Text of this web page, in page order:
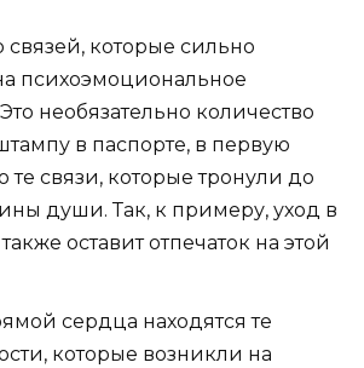
связей, которые сильно
психоэмоциональное
необязательно количество
в паспорте, в первую
те связи, которые тронули до
души. Так, к примеру, уход в
оставит отпечаток на этой
сердца находятся те
которые возникли на